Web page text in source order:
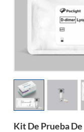
Kit De Prueba